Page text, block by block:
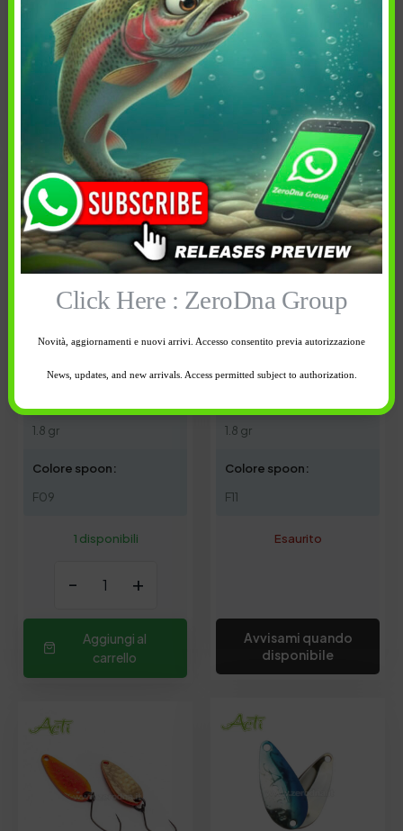
1 disponibili
- +
Aggiungi al
carrello
1 disponibili
+
Aggiungi al
carrello
1.8 gr
Colore spoon:
F09
1 disponibili
- +
Aggiungi al
carrello
1.8 gr
Colore spoon:
F11
Esaurito
Avvisami quando
disponibile
Click Here : ZeroDna Group
Novità, aggiornamenti e nuovi arrivi. Accesso consentito previa autorizzazione
News, updates, and new arrivals. Access permitted subject to authorization.